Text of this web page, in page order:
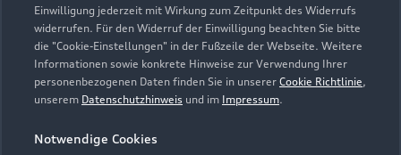
Einwilligung jederzeit mit Wirkung zum Zeitpunkt des Widerrufs
widerrufen. Für den Widerruf der Einwilligung beachten Sie bitte
die "Cookie-Einstellungen" in der Fußzeile der Webseite. Weitere
Informationen sowie konkrete Hinweise zur Verwendung Ihrer
personenbezogenen Daten finden Sie in unserer Cookie Richtlinie,
unserem Datenschutzhinweis und im Impressum.
Notwendige Cookies
Elektromodelle
Plug-in-Hybride
Gebrauchtwagensuche
Gebrauchtwagen
Finanzierung
Aktionen & Angebote
Saisonale Angebote
Audi Services
Audi digital services
Support
Kundenservice
Über Audi
Unternehmen